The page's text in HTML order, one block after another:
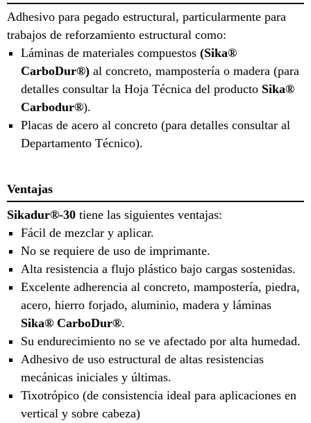
Adhesivo para pegado estructural, particularmente para
trabajos de reforzamiento estructural como:
Láminas de materiales compuestos (Sika®
CarboDur®) al concreto, mampostería o madera (para
detalles consultar la Hoja Técnica del producto Sika®
Carbodur®).
Placas de acero al concreto (para detalles consultar al
Departamento Técnico).
Ventajas
Sikadur®-30 tiene las siguientes ventajas:
Fácil de mezclar y aplicar.
No se requiere de uso de imprimante.
Alta resistencia a flujo plástico bajo cargas sostenidas.
Excelente adherencia al concreto, mampostería, piedra,
acero, hierro forjado, aluminio, madera y láminas
Sika® CarboDur®.
Su endurecimiento no se ve afectado por alta humedad.
Adhesivo de uso estructural de altas resistencias
mecánicas iniciales y últimas.
Tixotrópico (de consistencia ideal para aplicaciones en
vertical y sobre cabeza)